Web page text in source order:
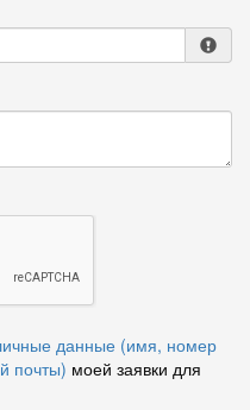
данные (имя, номер
почты) моей заявки для